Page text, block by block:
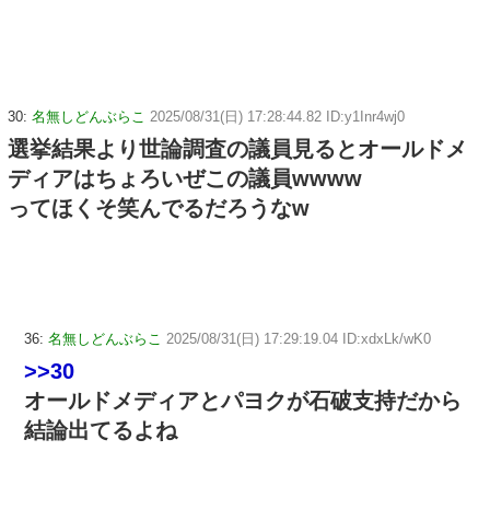
30: 名無しどんぶらこ 2025/08/31(日) 17:28:44.82 ID:y1Inr4wj0
選挙結果より世論調査の議員見るとオールドメ
ディアはちょろいぜこの議員wwww
ってほくそ笑んでるだろうなw
36: 名無しどんぶらこ 2025/08/31(日) 17:29:19.04 ID:xdxLk/wK0
>>30
オールドメディアとパヨクが石破支持だから
結論出てるよね